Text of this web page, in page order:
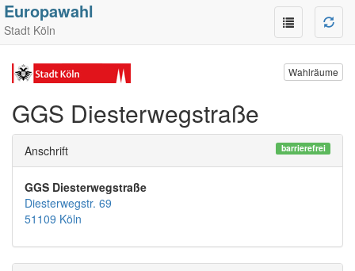
Europawahl
Stadt Köln
Wahlräume
GGS Diesterwegstraße
Anschrift barrierefrei
GGS Diesterwegstraße
Diesterwegstr. 69
51109 Köln